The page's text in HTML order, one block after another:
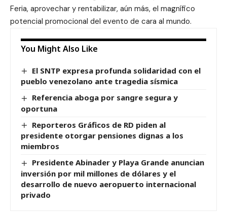
Feria, aprovechar y rentabilizar, aún más, el magnífico
potencial promocional del evento de cara al mundo.
You Might Also Like
El SNTP expresa profunda solidaridad con el
pueblo venezolano ante tragedia sísmica
Referencia aboga por sangre segura y
oportuna
Reporteros Gráficos de RD piden al
presidente otorgar pensiones dignas a los
miembros
Presidente Abinader y Playa Grande anuncian
inversión por mil millones de dólares y el
desarrollo de nuevo aeropuerto internacional
privado